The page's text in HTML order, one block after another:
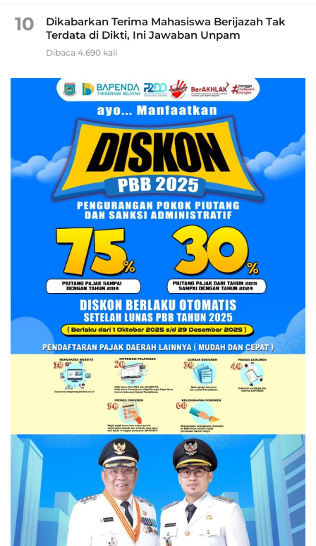
10
Dikabarkan Terima Mahasiswa Berijazah Tak
Terdata di Dikti, Ini Jawaban Unpam
Dibaca 4.690 kali